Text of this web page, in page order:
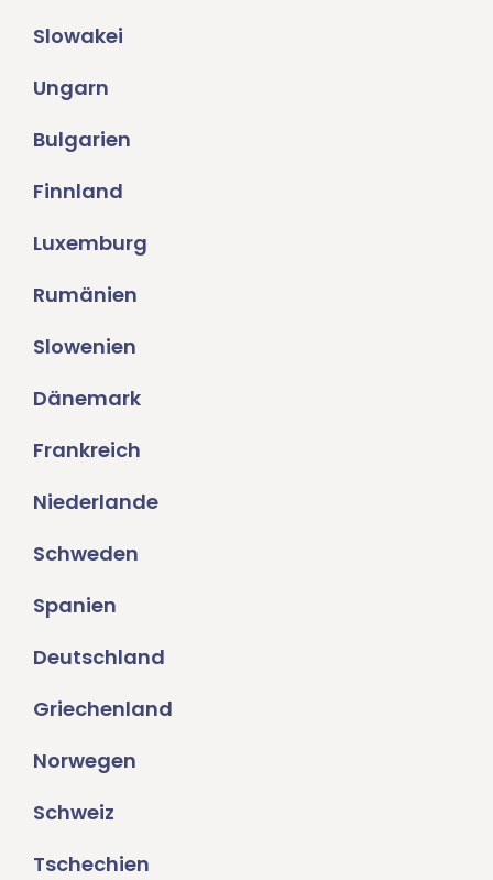
Slowakei
Ungarn
Bulgarien
Finnland
Luxemburg
Rumänien
Slowenien
Dänemark
Frankreich
Niederlande
Schweden
Spanien
Deutschland
Griechenland
Norwegen
Schweiz
Tschechien